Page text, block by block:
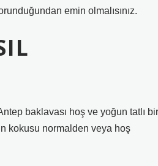
emin olmalısınız.
baklavası hoş ve yoğun tatlı bir
kokusu normalden veya hoş